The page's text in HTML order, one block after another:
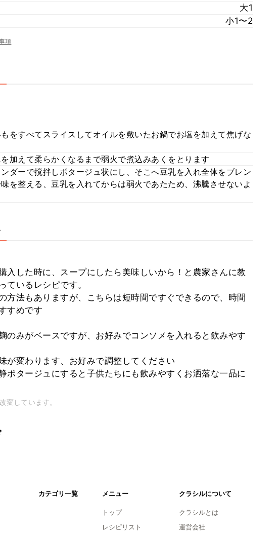
大1
小1〜2
項
をすべてスライスしてオイルを敷いたお鍋でお塩を加えて焦げな
加えて柔らかくなるまで弱火で煮込みあくをとります
ダーで撹拌しポタージュ状にし、そこへ豆乳を入れ全体をブレン
を整える、豆乳を入れてからは弱火であたため、沸騰させないよ
入した時に、スープにしたら美味しいから！と農家さんに教
ているレシピです。
方法もありますが、こちらは短時間ですぐできるので、時間
すめです
のみがベースですが、お好みでコンソメを入れると飲みやす
が変わります、お好みで調整してください
ポタージュにすると子供たちにも飲みやすくお洒落な一品に
変しています。
カテゴリ一覧 メニュー
トップ
レシピリスト
クラシルについて
クラシルとは
運営会社